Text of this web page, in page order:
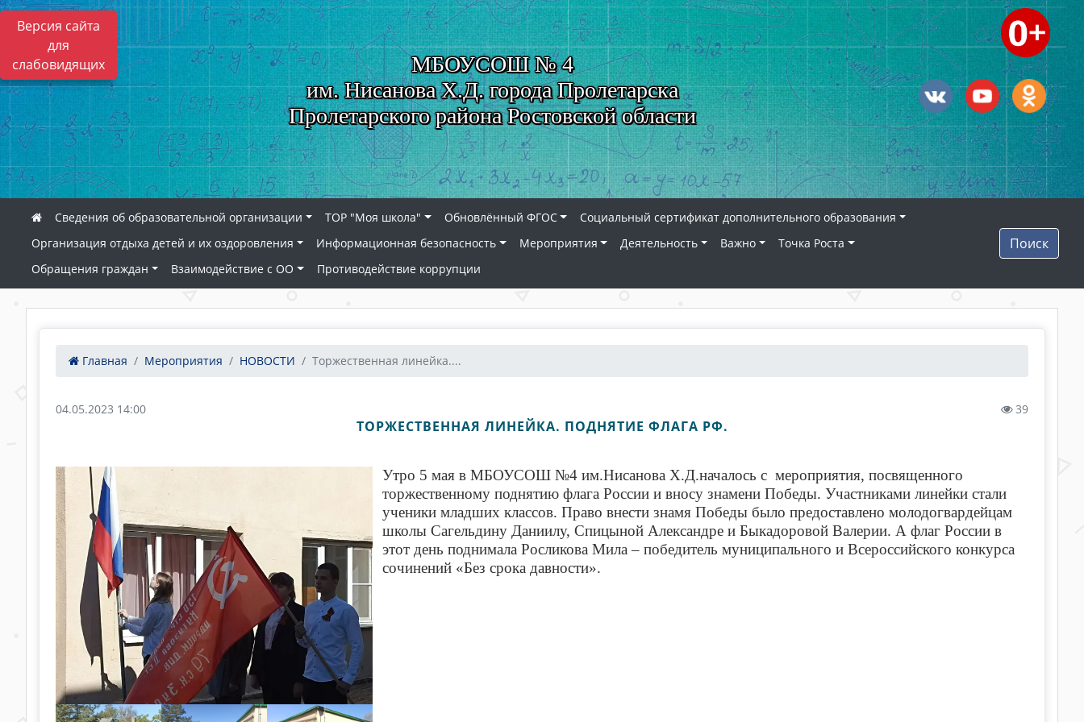
Версия сайта
для
слабовидящих
МБОУСОШ № 4
им. Нисанова Х.Д. города Пролетарска
Пролетарского района Ростовской области
Сведения об образовательной организации ТОР "Моя школа" Обновлённый ФГОС
Социальный сертификат дополнительного образования
Организация отдыха детей и их оздоровления
Информационная безопасность Мероприятия Деятельность Важно
Точка Роста
Обращения граждан
Взаимодействие с ОО Противодействие коррупции
Поиск
Главная Мероприятия НОВОСТИ Торжественная линейка....
04.05.2023 14:00 39
ТОРЖЕСТВЕННАЯ ЛИНЕЙКА. ПОДНЯТИЕ ФЛАГА РФ.
Утро 5 мая в МБОУСОШ №4 им.Нисанова Х.Д.началось с мероприятия, посвященного
торжественному поднятию флага России и вносу знамени Победы. Участниками линейки стали
ученики младших классов. Право внести знамя Победы было предоставлено молодогвардейцам
школы Сагельдину Даниилу, Спицыной Александре и Быкадоровой Валерии. А флаг России в
этот день поднимала Росликова Мила – победитель муниципального и Всероссийского конкурса
сочинений «Без срока давности».